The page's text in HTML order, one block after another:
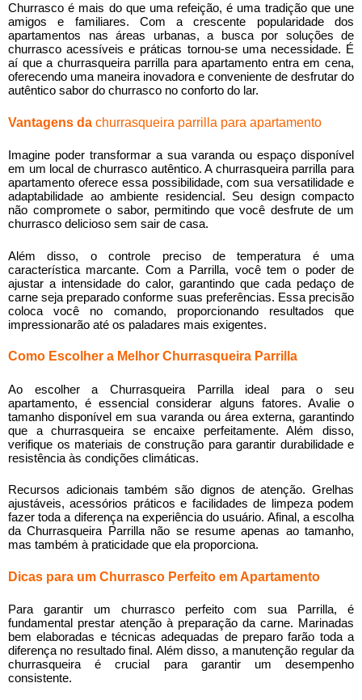
Churrasco é mais do que uma refeição, é uma tradição que une
amigos e familiares. Com a crescente popularidade dos
apartamentos nas áreas urbanas, a busca por soluções de
churrasco acessíveis e práticas tornou-se uma necessidade. É
aí que a churrasqueira parrilla para apartamento entra em cena,
oferecendo uma maneira inovadora e conveniente de desfrutar do
autêntico sabor do churrasco no conforto do lar.
Vantagens da churrasqueira parrilla para apartamento
Imagine poder transformar a sua varanda ou espaço disponível
em um local de churrasco autêntico. A churrasqueira parrilla para
apartamento oferece essa possibilidade, com sua versatilidade e
adaptabilidade ao ambiente residencial. Seu design compacto
não compromete o sabor, permitindo que você desfrute de um
churrasco delicioso sem sair de casa.
Além disso, o controle preciso de temperatura é uma
característica marcante. Com a Parrilla, você tem o poder de
ajustar a intensidade do calor, garantindo que cada pedaço de
carne seja preparado conforme suas preferências. Essa precisão
coloca você no comando, proporcionando resultados que
impressionarão até os paladares mais exigentes.
Como Escolher a Melhor Churrasqueira Parrilla
Ao escolher a Churrasqueira Parrilla ideal para o seu
apartamento, é essencial considerar alguns fatores. Avalie o
tamanho disponível em sua varanda ou área externa, garantindo
que a churrasqueira se encaixe perfeitamente. Além disso,
verifique os materiais de construção para garantir durabilidade e
resistência às condições climáticas.
Recursos adicionais também são dignos de atenção. Grelhas
ajustáveis, acessórios práticos e facilidades de limpeza podem
fazer toda a diferença na experiência do usuário. Afinal, a escolha
da Churrasqueira Parrilla não se resume apenas ao tamanho,
mas também à praticidade que ela proporciona.
Dicas para um Churrasco Perfeito em Apartamento
Para garantir um churrasco perfeito com sua Parrilla, é
fundamental prestar atenção à preparação da carne. Marinadas
bem elaboradas e técnicas adequadas de preparo farão toda a
diferença no resultado final. Além disso, a manutenção regular da
churrasqueira é crucial para garantir um desempenho
consistente.